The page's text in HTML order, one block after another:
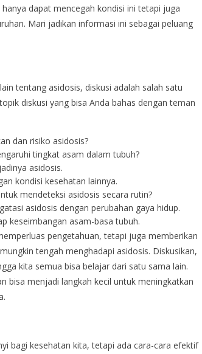
dapat mencegah kondisi ini tetapi juga
Mari jadikan informasi ini sebagai peluang
tentang asidosis, diskusi adalah salah satu
diskusi yang bisa Anda bahas dengan teman
dan risiko asidosis?
tingkat asam dalam tubuh?
asidosis.
kondisi kesehatan lainnya.
mendeteksi asidosis secara rutin?
asidosis dengan perubahan gaya hidup.
keseimbangan asam-basa tubuh.
pengetahuan, tetapi juga memberikan
tengah menghadapi asidosis. Diskusikan,
kita semua bisa belajar dari satu sama lain.
bisa menjadi langkah kecil untuk meningkatkan
bagi kesehatan kita, tetapi ada cara-cara efektif